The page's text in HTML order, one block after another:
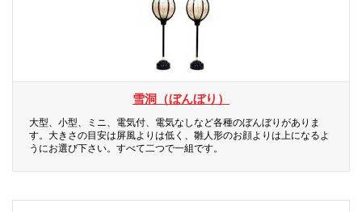
雪洞（ぼんぼり）
大型、小型、ミニ、電気付、電気なしなど各種のぼんぼりがありま
す。大きさの目安は屏風よりは低く、雛人形のお顔よりは上になるよ
うにお選び下さい。すべて二つで一組です。